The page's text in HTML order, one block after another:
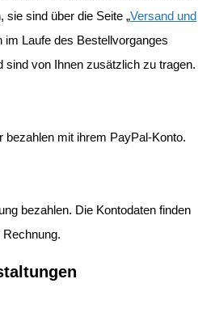
sie sind über die Seite „Versand und
im Laufe des Bestellvorganges
sind von Ihnen zusätzlich zu tragen.
bezahlen mit ihrem PayPal-Konto.
bezahlen. Die Kontodaten finden